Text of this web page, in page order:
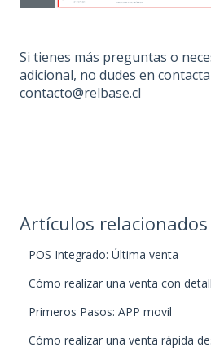
Si tienes más preguntas o
adicional, no dudes en
contacto@relbase.cl
Artículos relacionados
POS Integrado: Última venta
Cómo realizar una venta con
Primeros Pasos: APP movil
Cómo realizar una venta rápida